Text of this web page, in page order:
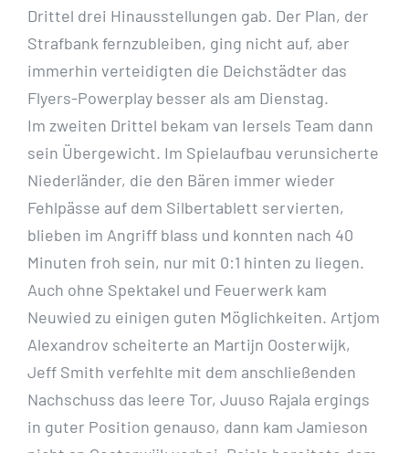
Drittel drei Hinausstellungen gab. Der Plan, der
Strafbank fernzubleiben, ging nicht auf, aber
immerhin verteidigten die Deichstädter das
Flyers-Powerplay besser als am Dienstag.
Im zweiten Drittel bekam van Iersels Team dann
sein Übergewicht. Im Spielaufbau verunsicherte
Niederländer, die den Bären immer wieder
Fehlpässe auf dem Silbertablett servierten,
blieben im Angriff blass und konnten nach 40
Minuten froh sein, nur mit 0:1 hinten zu liegen.
Auch ohne Spektakel und Feuerwerk kam
Neuwied zu einigen guten Möglichkeiten. Artjom
Alexandrov scheiterte an Martijn Oosterwijk,
Jeff Smith verfehlte mit dem anschließenden
Nachschuss das leere Tor, Juuso Rajala ergings
in guter Position genauso, dann kam Jamieson